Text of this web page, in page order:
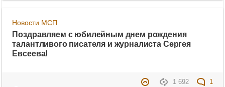
Новости МСП
Поздравляем с юбилейным днем рождения
талантливого писателя и журналиста Сергея
Евсеева!
1 692
1